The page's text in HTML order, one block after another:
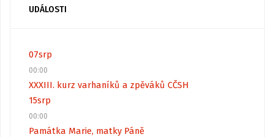
UDÁLOSTI
07srp
00:00
XXXIII. kurz varhaníků a zpěváků CČSH
15srp
00:00
Památka Marie, matky Páně